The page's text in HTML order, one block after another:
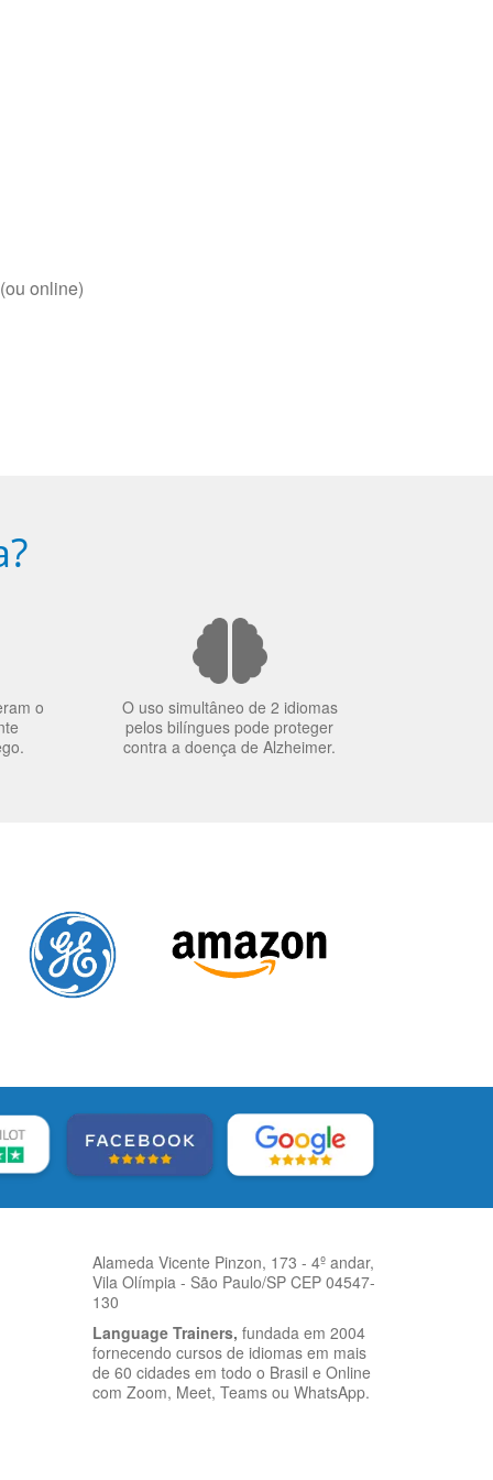
online)
o
O uso simultâneo de 2 idiomas
pelos bilíngues pode proteger
contra a doença de Alzheimer.
Alameda Vicente Pinzon, 173 - 4º andar,
Vila Olímpia - São Paulo/SP CEP 04547-
130
Language Trainers, fundada em 2004
fornecendo cursos de idiomas em mais
de 60 cidades em todo o Brasil e Online
com Zoom, Meet, Teams ou WhatsApp.